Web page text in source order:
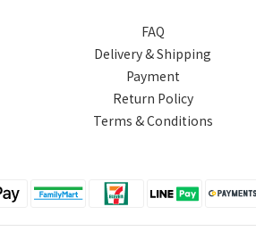
FAQ
Delivery & Shipping
Payment
Return Policy
Terms & Conditions